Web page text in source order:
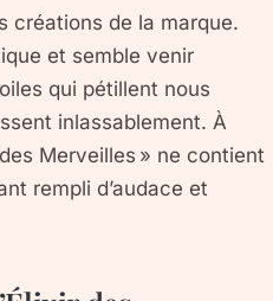
créations de la marque.
et semble venir
qui pétillent nous
inlassablement. À
Merveilles » ne contient
rempli d’audace et